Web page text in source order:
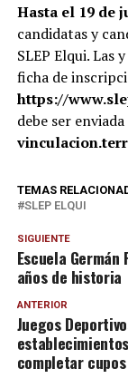
Hasta el 19 de
candidatas y
SLEP Elqui. Las
ficha de
https://
debe ser
TEMAS
SLEP ELQUI
SIGUIENTE
Escuela
años de historia
ANTERIOR
Juegos
completar